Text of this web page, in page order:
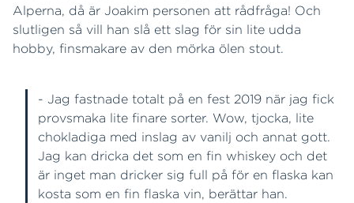
Alperna, då är Joakim personen att rådfråga! Och
slutligen så vill han slå ett slag för sin lite udda
hobby, finsmakare av den mörka ölen stout.
- Jag fastnade totalt på en fest 2019 när jag fick
provsmaka lite finare sorter. Wow, tjocka, lite
chokladiga med inslag av vanilj och annat gott.
Jag kan dricka det som en fin whiskey och det
är inget man dricker sig full på för en flaska kan
kosta som en fin flaska vin, berättar han.